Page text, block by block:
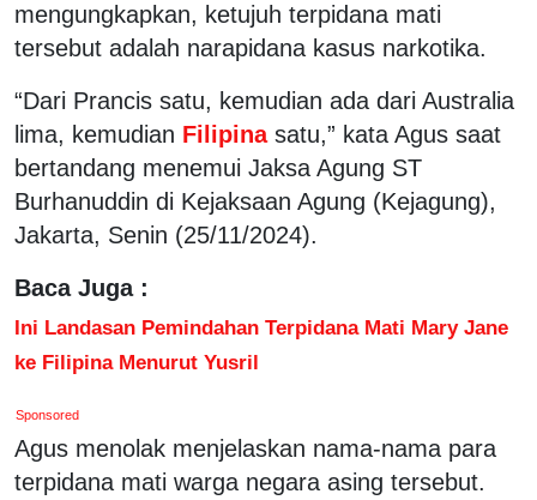
mengungkapkan, ketujuh terpidana mati
tersebut adalah narapidana kasus narkotika.
“Dari Prancis satu, kemudian ada dari Australia
lima, kemudian Filipina satu,” kata Agus saat
bertandang menemui Jaksa Agung ST
Burhanuddin di Kejaksaan Agung (Kejagung),
Jakarta, Senin (25/11/2024).
Baca Juga :
Ini Landasan Pemindahan Terpidana Mati Mary Jane
ke Filipina Menurut Yusril
Sponsored
Agus menolak menjelaskan nama-nama para
terpidana mati warga negara asing tersebut.